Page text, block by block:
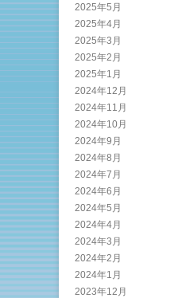
2025年5月
2025年4月
2025年3月
2025年2月
2025年1月
2024年12月
2024年11月
2024年10月
2024年9月
2024年8月
2024年7月
2024年6月
2024年5月
2024年4月
2024年3月
2024年2月
2024年1月
2023年12月